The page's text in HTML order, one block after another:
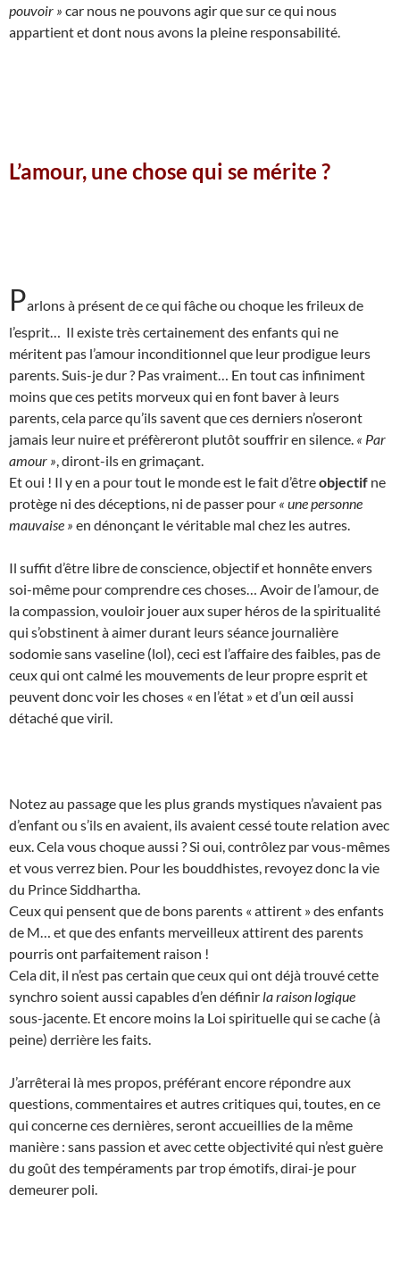
pouvoir » car nous ne pouvons agir que sur ce qui nous
appartient et dont nous avons la pleine responsabilité.
L’amour, une chose qui se mérite ?
Parlons à présent de ce qui fâche ou choque les frileux de
l’esprit… Il existe très certainement des enfants qui ne
méritent pas l’amour inconditionnel que leur prodigue leurs
parents. Suis-je dur ? Pas vraiment… En tout cas infiniment
moins que ces petits morveux qui en font baver à leurs
parents, cela parce qu’ils savent que ces derniers n’oseront
jamais leur nuire et préfèreront plutôt souffrir en silence. « Par
amour » , diront-ils en grimaçant.
Et oui ! Il y en a pour tout le monde est le fait d’êtreobjectif ne
protège ni des déceptions, ni de passer pour « une personne
mauvaise » en dénonçant le véritable mal chez les autres.
Il suffit d’être libre de conscience, objectif et honnête envers
soi-même pour comprendre ces choses… Avoir de l’amour, de
la compassion, vouloir jouer aux super héros de la spiritualité
qui s’obstinent à aimer durant leurs séance journalière
sodomie sans vaseline (lol), ceci est l’affaire des faibles, pas de
ceux qui ont calmé les mouvements de leur propre esprit et
peuvent donc voir les choses « en l’état » et d’un œil aussi
détaché que viril.
Notez au passage que les plus grands mystiques n’avaient pas
d’enfant ou s’ils en avaient, ils avaient cessé toute relation avec
eux. Cela vous choque aussi ? Si oui, contrôlez par vous-mêmes
et vous verrez bien. Pour les bouddhistes, revoyez donc la vie
du Prince Siddhartha.
Ceux qui pensent que de bons parents « attirent » des enfants
de M… et que des enfants merveilleux attirent des parents
pourris ont parfaitement raison !
Cela dit, il n’est pas certain que ceux qui ont déjà trouvé cette
synchro soient aussi capables d’en définir la raison logique
sous-jacente. Et encore moins la Loi spirituelle qui se cache (à
peine) derrière les faits.
J’arrêterai là mes propos, préférant encore répondre aux
questions, commentaires et autres critiques qui, toutes, en ce
qui concerne ces dernières, seront accueillies de la même
manière : sans passion et avec cette objectivité qui n’est guère
du goût des tempéraments par trop émotifs, dirai-je pour
demeurer poli.